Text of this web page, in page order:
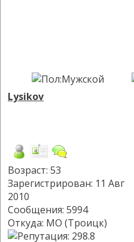
Lysikov
Возраст: 53
Зарегистрирован: 11 Авг
2010
Сообщения: 5994
Откуда: МО (Троицк)